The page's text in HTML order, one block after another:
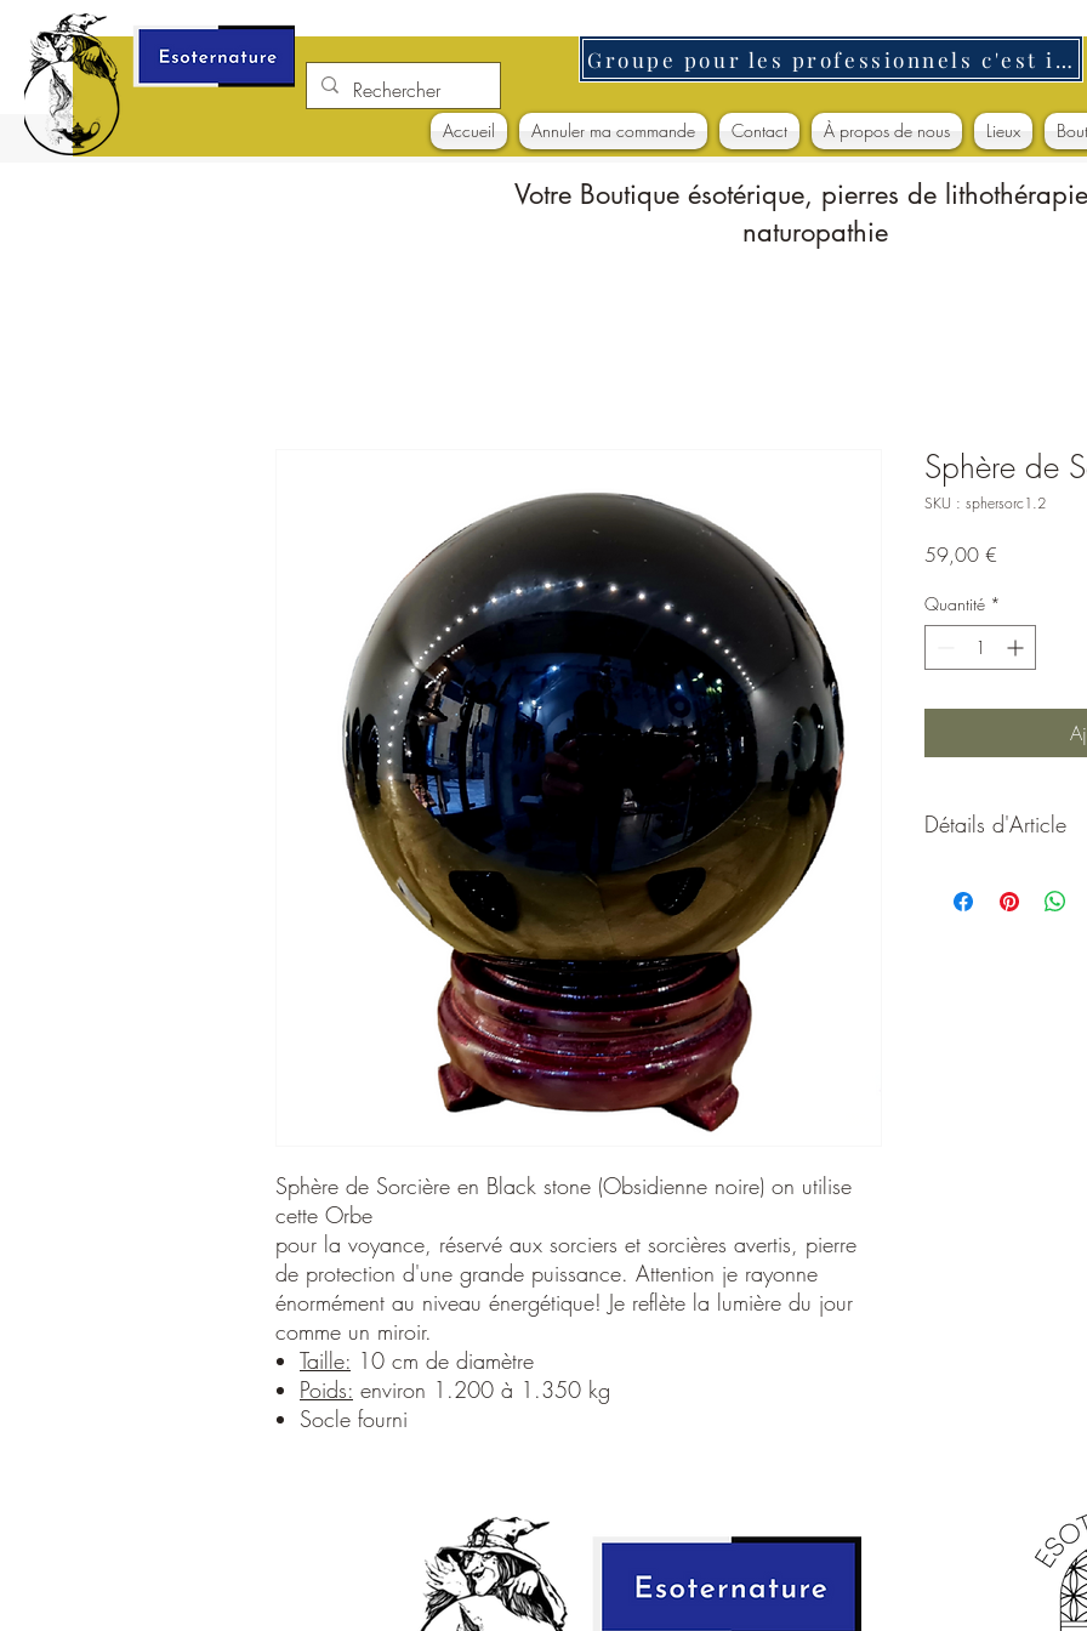
Accueil Annuler ma commande Contact À propos de nous Lieux
Groupe pour les professionnels c'est ici
Votre Boutique ésotérique, pierres de
naturopathie
Sphère de Sorcière en Black stone (Obsidienne noire) on utilise
cette Orbe
pour la voyance, réservé aux sorciers et sorcières avertis, pierre
de protection d'une grande puissance. Attention je rayonne
énormément au niveau énergétique! Je reflète la lumière du jour
comme un miroir.
Taille: 10 cm de diamètre
Poids: environ 1.200 à 1.350 kg
Socle fourni
Sphère de
SKU : sphersorc1.2
59,00 €
Quantité *
Détails d'Article
utilise cette Orbepour